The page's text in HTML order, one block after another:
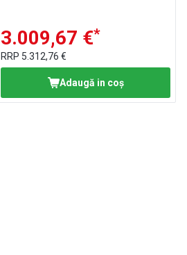
3.009,67 €*
RRP 5.312,76 €
Adaugă in coş